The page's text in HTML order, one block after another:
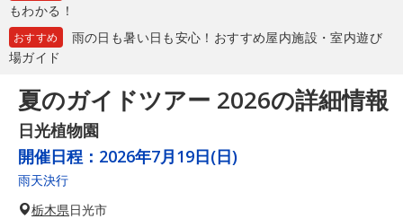
もわかる！
おすすめ
雨の日も暑い日も安心！おすすめ屋内施設・室内遊び
場ガイド
夏のガイドツアー 2026の詳細情報
日光植物園
開催日程： 2026年7月19日(日)
雨天決行
栃木県日光市